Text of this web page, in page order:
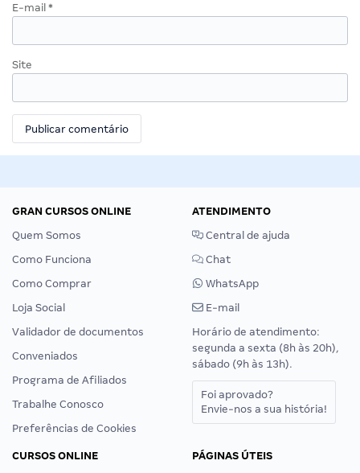
E-mail *
Site
GRAN CURSOS ONLINE
Quem Somos
Como Funciona
Como Comprar
Loja Social
Validador de documentos
Conveniados
Programa de Afiliados
Trabalhe Conosco
Preferências de Cookies
ATENDIMENTO
Central de ajuda
Chat
WhatsApp
E-mail
Horário de atendimento:
segunda a sexta (8h às 20h),
sábado (9h às 13h).
Foi aprovado?
Envie-nos a sua história!
CURSOS ONLINE
PÁGINAS ÚTEIS